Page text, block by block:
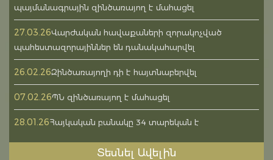
պայմանագրային զինծառայող է մահացել
27.03.26Վարժական հավաքաների զորակոչված
պահեստազորայիններ են դանակահարվել
26.02.26Զինծառայողի դի է հայտնաբերվել
07.02.26ՊՆ զինծառայող է մահացել
28.01.26Հայկական բանակը 34 տարեկան է
Տեսնել Ավելին